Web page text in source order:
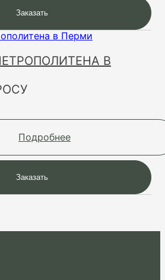
Заказать
В
Подробнее
Заказать